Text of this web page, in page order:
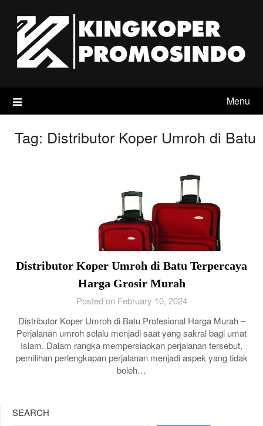
content
Menu
Tag: Distributor Koper Umroh di Batu
Distributor Koper Umroh di Batu Terpercaya
Harga Grosir Murah
Posted on February 10, 2024
Distributor Koper Umroh di Batu Profesional Harga Murah –
Perjalanan umroh selalu menjadi saat yang sakral bagi umat
Islam. Dalam rangka mempersiapkan perjalanan tersebut,
pemilihan perlengkapan perjalanan menjadi aspek yang tidak
boleh…
SEARCH